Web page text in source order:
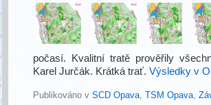
počasí. Kvalitní tratě prověřily
Karel Jurčák. Krátká trať. Výsledky v
Publikováno v SCD Opava, TSM Opava,